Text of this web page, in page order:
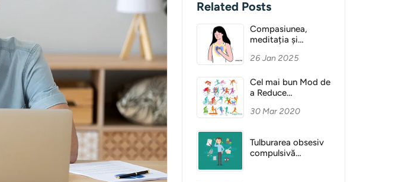
Related Posts
Compasiunea,
meditația și
26 Jan 2025
Cel mai bun Mod de
a Reduce
30 Mar 2020
Tulburarea obsesiv
compulsivă